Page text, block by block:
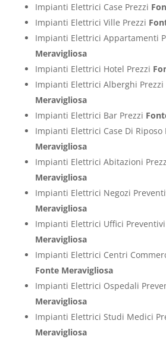
Impianti Elettrici Case Prezzi
Impianti Elettrici Ville Prezzi
Impianti Elettrici Appartamenti
Meravigliosa
Impianti Elettrici Hotel Prezzi
Impianti Elettrici Alberghi Prezzi
Meravigliosa
Impianti Elettrici Bar Prezzi
Impianti Elettrici Case Di Riposo
Meravigliosa
Impianti Elettrici Abitazioni
Meravigliosa
Impianti Elettrici Negozi
Meravigliosa
Impianti Elettrici Uffici Preventivi
Meravigliosa
Impianti Elettrici Centri
Fonte Meravigliosa
Impianti Elettrici Ospedali
Meravigliosa
Impianti Elettrici Studi Medici
Meravigliosa